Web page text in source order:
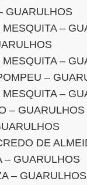
GUARULHOS
–
–
–
–
– GUARULHOS
DE
– GUARULHOS
– GUARULHOS